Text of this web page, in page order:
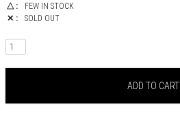
△
FEW IN STOCK
✕
SOLD OUT
ADD TO CART